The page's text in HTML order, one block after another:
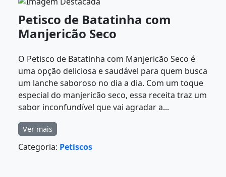
Petisco de Batatinha com
Manjericão Seco
O Petisco de Batatinha com Manjericão Seco é
uma opção deliciosa e saudável para quem busca
um lanche saboroso no dia a dia. Com um toque
especial do manjericão seco, essa receita traz um
sabor inconfundível que vai agradar a...
Ver mais
Categoria: Petiscos